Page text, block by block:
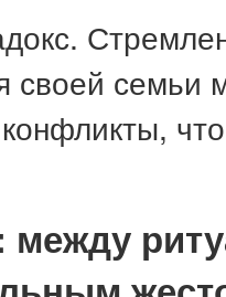
своей семьи
между